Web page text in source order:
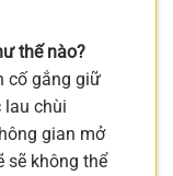
thế nào?
cố gắng giữ
lau chùi
gian mở
sẽ không thể